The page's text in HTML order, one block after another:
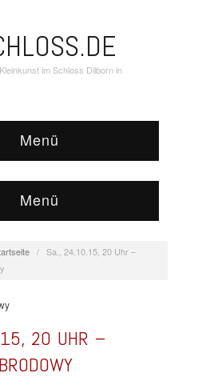
im Schloss Dilborn in
Menü
Menü
/ Sa., 24.10.15, 20 Uhr –
20 UHR –